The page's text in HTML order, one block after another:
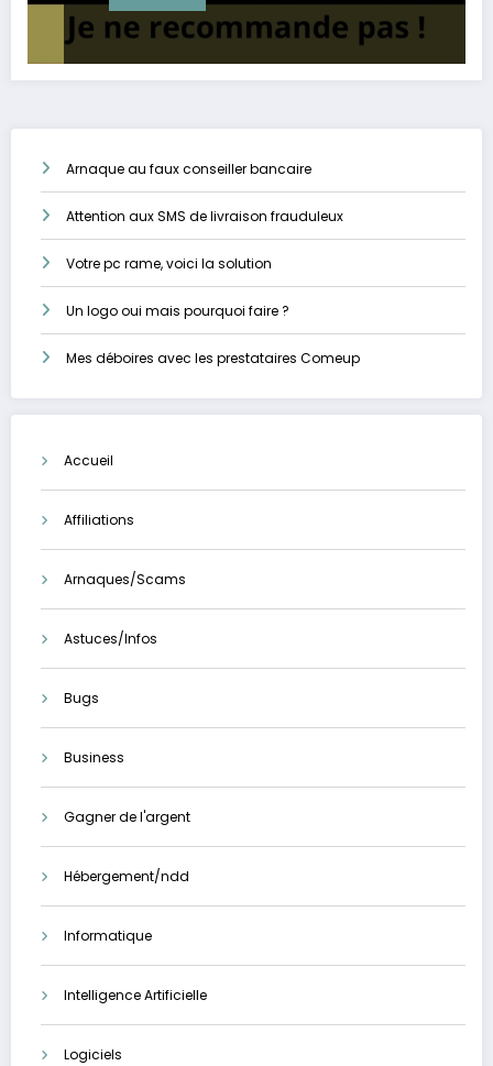
Arnaque au faux conseiller bancaire
Attention aux SMS de livraison frauduleux
Votre pc rame, voici la solution
Un logo oui mais pourquoi faire ?
Mes déboires avec les prestataires Comeup
Accueil
Affiliations
Arnaques/Scams
Astuces/Infos
Bugs
Business
Gagner de l'argent
Hébergement/ndd
Informatique
Intelligence Artificielle
Logiciels